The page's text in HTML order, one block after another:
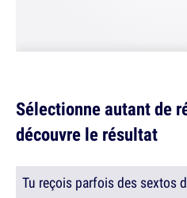
Sélectionne autant de
découvre le résultat
Tu reçois parfois des sextos